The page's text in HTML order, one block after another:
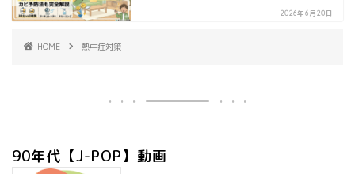
2026年6月20日
HOME 熱中症対策
90年代【J-POP】動画